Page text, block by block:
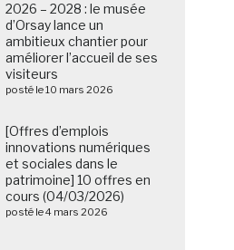
2026 – 2028 : le musée
d’Orsay lance un
ambitieux chantier pour
améliorer l’accueil de ses
visiteurs
posté le 10 mars 2026
[Offres d’emplois
innovations numériques
et sociales dans le
patrimoine] 10 offres en
cours (04/03/2026)
posté le 4 mars 2026